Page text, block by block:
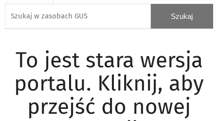
To jest stara wersja
portalu. Kliknij, aby
przejść do nowej